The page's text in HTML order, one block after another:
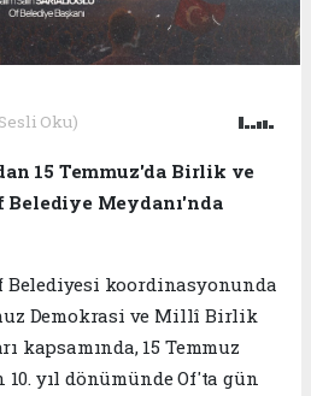
Oku)
15 Temmuz'da Birlik ve
Belediye Meydanı'nda
Belediyesi koordinasyonunda
Demokrasi ve Millî Birlik
kapsamında, 15 Temmuz
yıl dönümünde Of'ta gün